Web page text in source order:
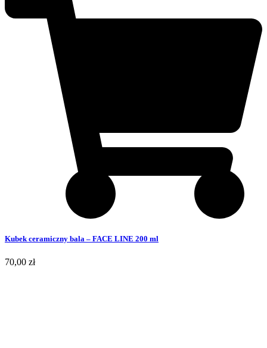
Kubek ceramiczny bala – FACE LINE 200 ml
70,00 zł